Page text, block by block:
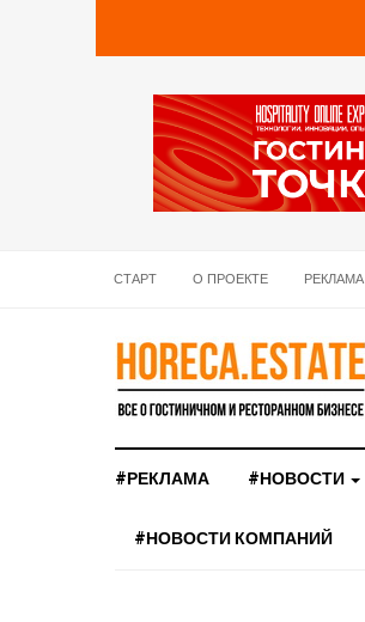
СТАРТ О ПРОЕКТЕ РЕКЛАМА
#РЕКЛАМА #НОВОСТИ
#НОВОСТИ КОМПАНИЙ